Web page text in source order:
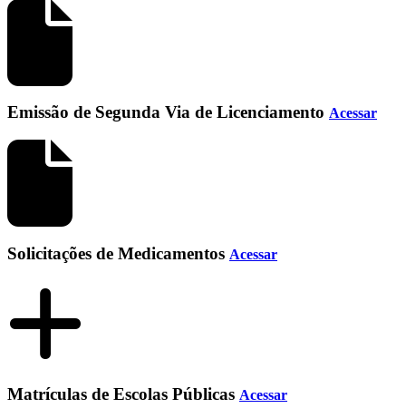
Emissão de Segunda Via de Licenciamento Acessar
Solicitações de Medicamentos Acessar
Matrículas de Escolas Públicas Acessar